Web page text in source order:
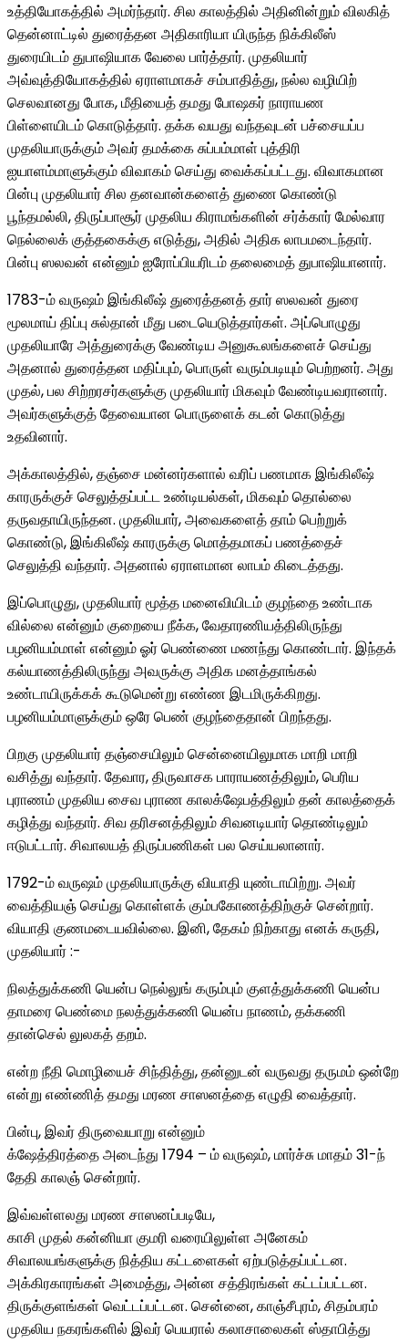
உத்தியோகத்தில் அமர்ந்தார். சில காலத்தில் அதினின்றும் விலகித்
தென்னாட்டில் துரைத்தன அதிகாரியா யிருந்த நிக்கிலீஸ்
துரையிடம் துபாஷியாக வேலை பார்த்தார். முதலியார்
அவ்வுத்தியோகத்தில் ஏராளமாகச் சம்பாதித்து, நல்ல வழியிற்
செலவானது போக, மீதியைத் தமது போஷகர் நாராயண
பிள்ளையிடம் கொடுத்தார். தக்க வயது வந்தவுடன் பச்சையப்ப
முதலியாருக்கும் அவர் தமக்கை சுப்பம்மாள் புத்திரி
ஐயாளம்மாளுக்கும் விவாகம் செய்து வைக்கப்பட்டது. விவாகமான
பின்பு முதலியார் சில தனவான்களைத் துணை கொண்டு
பூந்தமல்லி, திருப்பாசூர் முதலிய கிராமங்களின் சர்க்கார் மேல்வார
நெல்லைக் குத்தகைக்கு எடுத்து, அதில் அதிக லாபமடைந்தார்.
பின்பு ஸலவன் என்னும் ஐரோப்பியரிடம் தலைமைத் துபாஷியானார்.
1783-ம் வருஷம் இங்கிலீஷ் துரைத்தனத் தார் ஸலவன் துரை
மூலமாய் திப்பு சுல்தான் மீது படையெடுத்தார்கள். அப்பொழுது
முதலியாரே அத்துரைக்கு வேண்டிய அனுகூலங்களைச் செய்து
அதனால் துரைத்தன மதிப்பும், பொருள் வரும்படியும் பெற்றனர். அது
முதல், பல சிற்றரசர்களுக்கு முதலியார் மிகவும் வேண்டியவரானார்.
அவர்களுக்குத் தேவையான பொருளைக் கடன் கொடுத்து
உதவினார்.
அக்காலத்தில், தஞ்சை மன்னர்களால் வரிப் பணமாக இங்கிலீஷ்
காரருக்குச் செலுத்தப்பட்ட உண்டியல்கள், மிகவும் தொல்லை
தருவதாயிருந்தன. முதலியார், அவைகளைத் தாம் பெற்றுக்
கொண்டு, இங்கிலீஷ் காரருக்கு மொத்தமாகப் பணத்தைச்
செலுத்தி வந்தார். அதனால் ஏராளமான லாபம் கிடைத்தது.
இப்பொழுது, முதலியார் மூத்த மனைவியிடம் குழந்தை உண்டாக
வில்லை என்னும் குறையை நீக்க, வேதாரணியத்திலிருந்து
பழனியம்மாள் என்னும் ஓர் பெண்ணை மணந்து கொண்டார். இந்தக்
கல்யாணத்திலிருந்து அவருக்கு அதிக மனத்தாங்கல்
உண்டாயிருக்கக் கூடுமென்று எண்ண இடமிருக்கிறது.
பழனியம்மாளுக்கும் ஒரே பெண் குழந்தைதான் பிறந்தது.
பிறகு முதலியார் தஞ்சையிலும் சென்னையிலுமாக மாறி மாறி
வசித்து வந்தார். தேவார, திருவாசக பாராயணத்திலும், பெரிய
புராணம் முதலிய சைவ புராண காலக்ஷேபத்திலும் தன் காலத்தைக்
கழித்து வந்தார். சிவ தரிசனத்திலும் சிவனடியார் தொண்டிலும்
ஈடுபட்டார். சிவாலயத் திருப்பணிகள் பல செய்யலானார்.
1792-ம் வருஷம் முதலியாருக்கு வியாதி யுண்டாயிற்று. அவர்
வைத்தியஞ் செய்து கொள்ளக் கும்பகோணத்திற்குச் சென்றார்.
வியாதி குணமடையவில்லை. இனி, தேகம் நிற்காது எனக் கருதி,
முதலியார் :-
நிலத்துக்கணி யென்ப நெல்லுங் கரும்பும் குளத்துக்கணி யென்ப
தாமரை பெண்மை நலத்துக்கணி யென்ப நாணம், தக்கணி
தான்செல் லுலகத் தறம்.
என்ற நீதி மொழியைச் சிந்தித்து, தன்னுடன் வருவது தருமம் ஒன்றே
என்று எண்ணித் தமது மரண சாஸனத்தை எழுதி வைத்தார்.
பின்பு, இவர் திருவையாறு என்னும்
க்ஷேத்திரத்தை அடைந்து 1794 – ம் வருஷம், மார்ச்சு மாதம் 31-ந்
தேதி காலஞ் சென்றார்.
இவ்வள்ளலது மரண சாஸனப்படியே,
காசி முதல் கன்னியா குமரி வரையிலுள்ள அனேகம்
சிவாலயங்களுக்கு நித்திய கட்டளைகள் ஏற்படுத்தப்பட்டன.
அக்கிரகாரங்கள் அமைத்து, அன்ன சத்திரங்கள் கட்டப்பட்டன.
திருக்குளங்கள் வெட்டப்பட்டன. சென்னை, காஞ்சீபுரம், சிதம்பரம்
முதலிய நகரங்களில் இவர் பெயரால் கலாசாலைகள் ஸ்தாபித்து